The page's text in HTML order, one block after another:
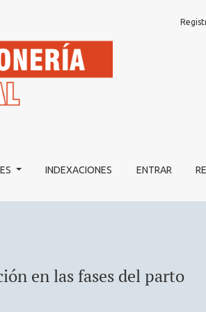
INDEXACIONES ENTRAR
en las fases del parto